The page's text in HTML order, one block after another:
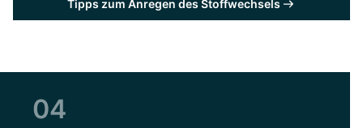
Tipps zum Anregen des Stoffwechsels
04